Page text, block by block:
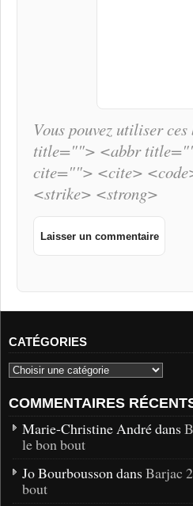
Vous pouvez utiliser
title=""> <abbr
cite=""> <cite>
<strike> <strong>
CATÉGORIES
COMMENTAIRES
Marie-Christine André dans
le bon bout
Jo Bourbousson dans Barjac
bout